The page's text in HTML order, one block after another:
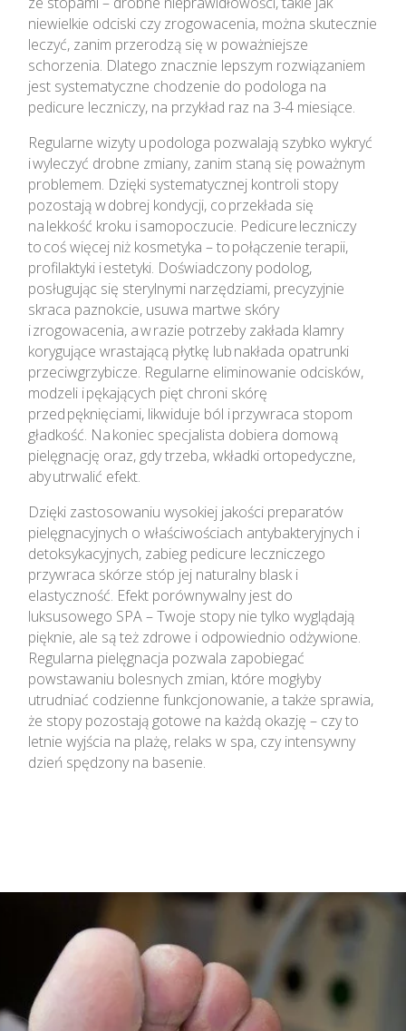
niewielkie odciski czy zrogowacenia, można skutecznie
leczyć, zanim przerodzą się w poważniejsze
schorzenia. Dlatego znacznie lepszym rozwiązaniem
jest systematyczne chodzenie do podologa na
pedicure leczniczy, na przykład raz na 3-4 miesiące.
Regularne wizyty u podologa pozwalają szybko wykryć
i wyleczyć drobne zmiany, zanim staną się poważnym
problemem. Dzięki systematycznej kontroli stopy
pozostają w dobrej kondycji, co przekłada się
na lekkość kroku i samopoczucie. Pedicure leczniczy
to coś więcej niż kosmetyka – to połączenie terapii,
profilaktyki i estetyki. Doświadczony podolog,
posługując się sterylnymi narzędziami, precyzyjnie
skraca paznokcie, usuwa martwe skóry
i zrogowacenia, a w razie potrzeby zakłada klamry
korygujące wrastającą płytkę lub nakłada opatrunki
przeciwgrzybicze. Regularne eliminowanie odcisków,
modzeli i pękających pięt chroni skórę
przed pęknięciami, likwiduje ból i przywraca stopom
gładkość. Na koniec specjalista dobiera domową
pielęgnację oraz, gdy trzeba, wkładki ortopedyczne,
aby utrwalić efekt.
Dzięki zastosowaniu wysokiej jakości preparatów
pielęgnacyjnych o właściwościach antybakteryjnych i
detoksykacyjnych, zabieg pedicure leczniczego
przywraca skórze stóp jej naturalny blask i
elastyczność. Efekt porównywalny jest do
luksusowego SPA – Twoje stopy nie tylko wyglądają
pięknie, ale są też zdrowe i odpowiednio odżywione.
Regularna pielęgnacja pozwala zapobiegać
powstawaniu bolesnych zmian, które mogłyby
utrudniać codzienne funkcjonowanie, a także sprawia,
że stopy pozostają gotowe na każdą okazję – czy to
letnie wyjścia na plażę, relaks w spa, czy intensywny
dzień spędzony na basenie.